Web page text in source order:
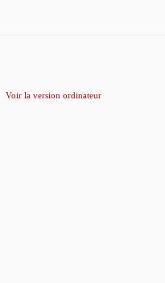
Voir la version ordinateur